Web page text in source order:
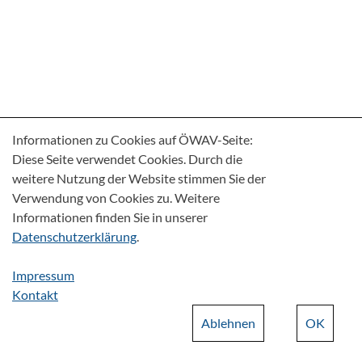
Informationen zu Cookies auf ÖWAV-Seite:
Diese Seite verwendet Cookies. Durch die
weitere Nutzung der Website stimmen Sie der
Verwendung von Cookies zu. Weitere
Informationen finden Sie in unserer
Datenschutzerklärung.
Impressum
Kontakt
OK
Ablehnen